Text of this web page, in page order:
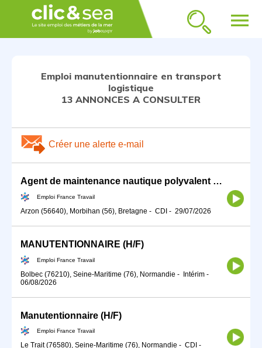
menu
Emploi manutentionnaire en transport
logistique
13 ANNONCES A CONSULTER
Créer une alerte e-mail
Agent de maintenance nautique polyvalent et manutentionnaire (H/F)
Emploi France Travail
Arzon (56640), Morbihan (56), Bretagne - CDI - 29/07/2026
MANUTENTIONNAIRE (H/F)
Emploi France Travail
Bolbec (76210), Seine-Maritime (76), Normandie - Intérim -
06/08/2026
Manutentionnaire (H/F)
Emploi France Travail
Le Trait (76580), Seine-Maritime (76), Normandie - CDI -